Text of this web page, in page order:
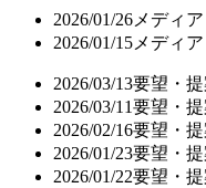
2026/01/26 メディア
2026/01/15 メディア
2026/03/13要望・提
2026/03/11要望・提
2026/02/16要望・提
2026/01/23要望・提
2026/01/22要望・提